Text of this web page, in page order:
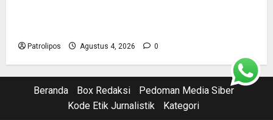
Patrolipos Agustus 4, 2026 0
Beranda Box Redaksi
Pedoman Media Siber
Kode Etik Jurnalistik
Kategori